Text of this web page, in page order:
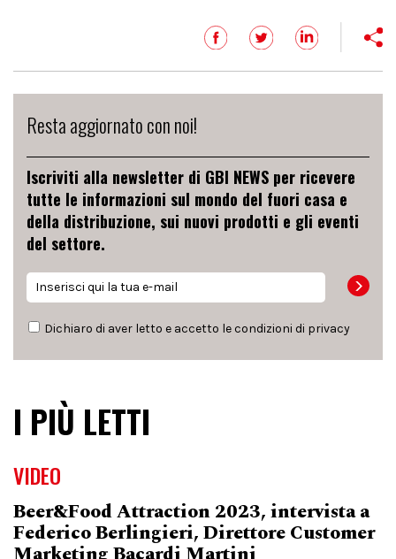
Resta aggiornato con noi!
Iscriviti alla newsletter di GBI NEWS per ricevere
tutte le informazioni sul mondo del fuori casa e
della distribuzione, sui nuovi prodotti e gli eventi
del settore.
Dichiaro di aver letto e accetto le condizioni di privacy
I PIÙ LETTI
VIDEO
Beer&Food Attraction 2023, intervista a
Federico Berlingieri, Direttore Customer